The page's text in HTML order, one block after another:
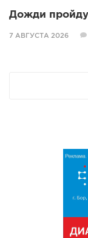
Дожди
7 АВГУСТА 2026